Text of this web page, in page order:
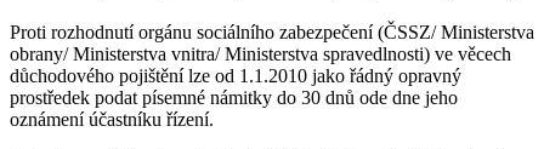
Proti rozhodnutí orgánu sociálního zabezpečení (ČSSZ/ Ministerstva
obrany/ Ministerstva vnitra/ Ministerstva spravedlnosti) ve věcech
důchodového pojištění lze od 1.1.2010 jako řádný opravný
prostředek podat písemné námitky do 30 dnů ode dne jeho
oznámení účastníku řízení.